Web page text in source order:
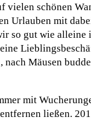
vielen schönen
Urlauben mit
so gut wie alleine
nach Mäusen
mit
ließen.